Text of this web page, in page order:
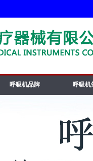
呼吸机品牌 呼吸机